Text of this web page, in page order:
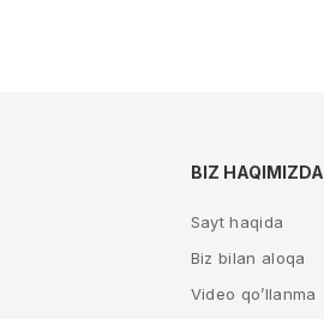
BIZ HAQIMIZDA
Sayt haqida
Biz bilan aloqa
Video qo’llanma